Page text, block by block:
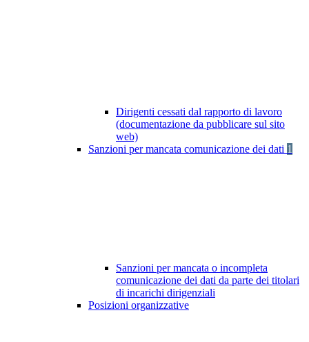
Dirigenti cessati dal rapporto di lavoro
(documentazione da pubblicare sul sito
web)
Sanzioni per mancata comunicazione dei dati 1
Sanzioni per mancata o incompleta
comunicazione dei dati da parte dei titolari
di incarichi dirigenziali
Posizioni organizzative